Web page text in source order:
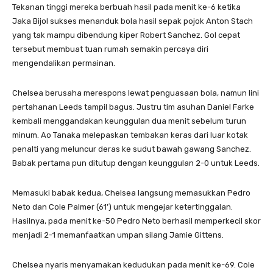
Tekanan tinggi mereka berbuah hasil pada menit ke-6 ketika
Jaka Bijol sukses menanduk bola hasil sepak pojok Anton Stach
yang tak mampu dibendung kiper Robert Sanchez. Gol cepat
tersebut membuat tuan rumah semakin percaya diri
mengendalikan permainan.
Chelsea berusaha merespons lewat penguasaan bola, namun lini
pertahanan Leeds tampil bagus. Justru tim asuhan Daniel Farke
kembali menggandakan keunggulan dua menit sebelum turun
minum. Ao Tanaka melepaskan tembakan keras dari luar kotak
penalti yang meluncur deras ke sudut bawah gawang Sanchez.
Babak pertama pun ditutup dengan keunggulan 2-0 untuk Leeds.
Memasuki babak kedua, Chelsea langsung memasukkan Pedro
Neto dan Cole Palmer (61’) untuk mengejar ketertinggalan.
Hasilnya, pada menit ke-50 Pedro Neto berhasil memperkecil skor
menjadi 2-1 memanfaatkan umpan silang Jamie Gittens.
Chelsea nyaris menyamakan kedudukan pada menit ke-69. Cole